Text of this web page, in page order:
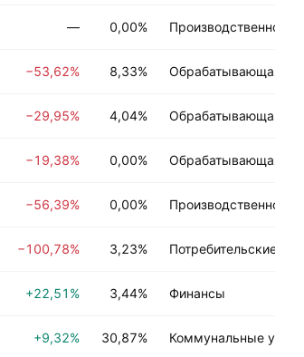
— 0,00% Производственно-
−53,62% 8,33% Обрабатывающая
−29,95% 4,04% Обрабатывающая
−19,38% 0,00% Обрабатывающая
−56,39% 0,00% Производственно-
−100,78% 3,23% Потребительские
+22,51% 3,44% Финансы
+9,32% 30,87% Коммунальные